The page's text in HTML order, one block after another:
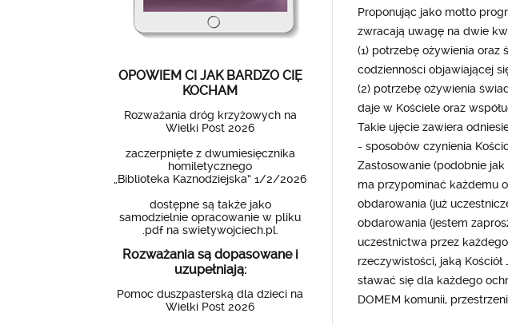
OPOWIEM CI JAK BARDZO CIĘ
KOCHAM
Rozważania dróg krzyżowych na
Wielki Post 2026
zaczerpnięte z dwumiesięcznika
homiletycznego
„Biblioteka Kaznodziejska” 1/2/2026
dostępne są także jako
samodzielnie opracowanie w pliku
.pdf na swietywojciech.pl.
Rozważania są dopasowane i
uzupełniają:
Pomoc duszpasterską dla dzieci na
Wielki Post 2026
Proponując jako motto
zwracają uwagę na dwie
(1) potrzebę ożywienia oraz
codzienności objawiającej
(2) potrzebę ożywienia
daje w Kościele oraz
Takie ujęcie zawiera
- sposobów czynienia
Zastosowanie (podobnie
ma przypominać każdemu
obdarowania (już
obdarowania (jestem
uczestnictwa przez
rzeczywistości, jaką
stawać się dla każdego
DOMEM komunii,